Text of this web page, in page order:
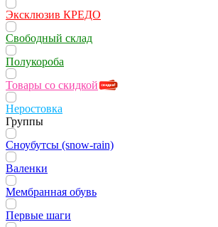
Эксклюзив КРЕДО
Свободный склад
Полукороба
Товары со скидкой
Неростовка
Группы
Сноубутсы (snow-rain)
Валенки
Мембранная обувь
Первые шаги